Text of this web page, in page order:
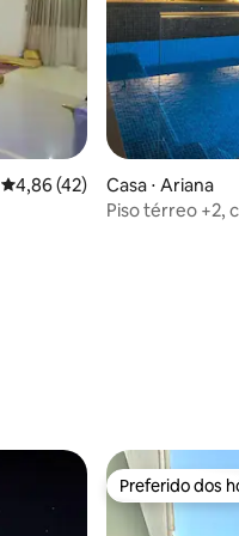
4,86 de uma avaliação
4,86 (42)
Casa ⋅ Ariana
Piso térreo +2,
Preferido dos
Preferido dos